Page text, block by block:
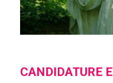
CANDIDATURE